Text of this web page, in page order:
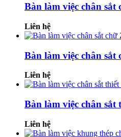
Bàn làm việc chân sắt
Liên hệ
Bàn làm việc chân sắt
Liên hệ
Bàn làm việc chân sắt
Liên hệ